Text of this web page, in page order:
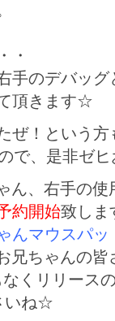
・
手のデバッグ
頂きます☆
ぜ！という
で、是非ゼ
ん、右手の
約開始致しま
んマウスパッ
兄ちゃんの皆
くリリース
いね☆